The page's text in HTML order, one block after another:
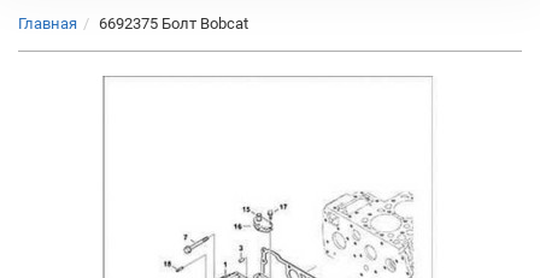
Главная 6692375 Болт Bobcat